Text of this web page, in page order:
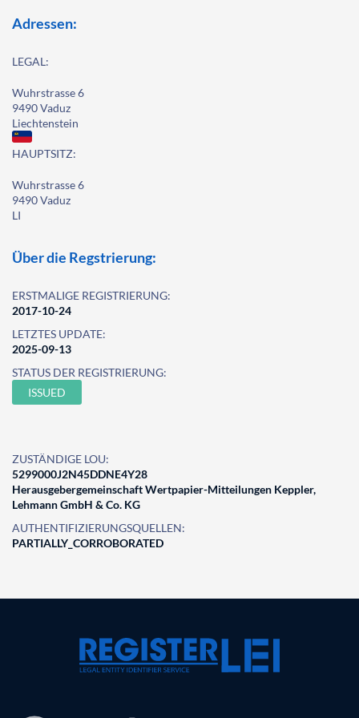
Adressen:
LEGAL:
Wuhrstrasse 6
9490 Vaduz
Liechtenstein
HAUPTSITZ:
Wuhrstrasse 6
9490 Vaduz
LI
Über die Regstrierung:
ERSTMALIGE REGISTRIERUNG:
2017-10-24
LETZTES UPDATE:
2025-09-13
STATUS DER REGISTRIERUNG:
ISSUED
ZUSTÄNDIGE LOU:
5299000J2N45DDNE4Y28
Herausgebergemeinschaft Wertpapier-Mitteilungen Keppler,
Lehmann GmbH & Co. KG
AUTHENTIFIZIERUNGSQUELLEN:
PARTIALLY_CORROBORATED